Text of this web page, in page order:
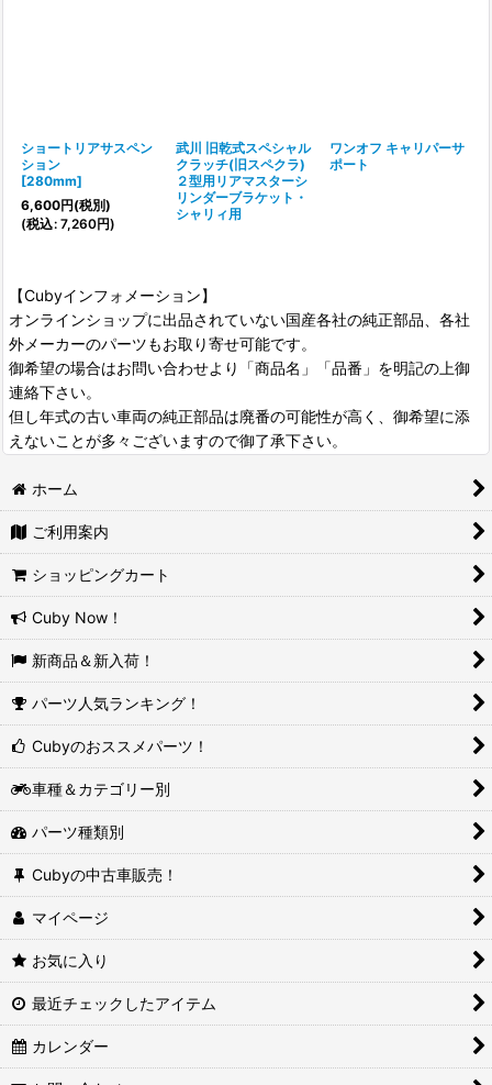
ショートリアサスペン
ション
[280mm]
6,600円(税別)
(税込: 7,260円)
武川 旧乾式スペシャル
クラッチ(旧スペクラ)
２型用リアマスターシ
リンダーブラケット・
シャリィ用
ワンオフ キャリパーサ
ポート
【Cubyインフォメーション】
オンラインショップに出品されていない国産各社の純正部品、各社
外メーカーのパーツもお取り寄せ可能です。
御希望の場合はお問い合わせより「商品名」「品番」を明記の上御
連絡下さい。
但し年式の古い車両の純正部品は廃番の可能性が高く、御希望に添
えないことが多々ございますので御了承下さい。
ホーム
ご利用案内
ショッピングカート
Cuby Now！
新商品＆新入荷！
パーツ人気ランキング！
Cubyのおススメパーツ！
車種＆カテゴリー別
パーツ種類別
Cubyの中古車販売！
マイページ
お気に入り
最近チェックしたアイテム
カレンダー